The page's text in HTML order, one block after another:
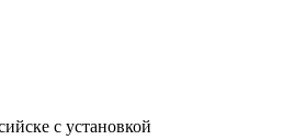
с установкой